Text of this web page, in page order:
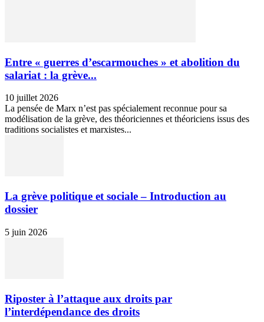
Entre « guerres d’escarmouches » et abolition du
salariat : la grève...
10 juillet 2026
La pensée de Marx n’est pas spécialement reconnue pour sa
modélisation de la grève, des théoriciennes et théoriciens issus des
traditions socialistes et marxistes...
La grève politique et sociale – Introduction au
dossier
5 juin 2026
Riposter à l’attaque aux droits par
l’interdépendance des droits